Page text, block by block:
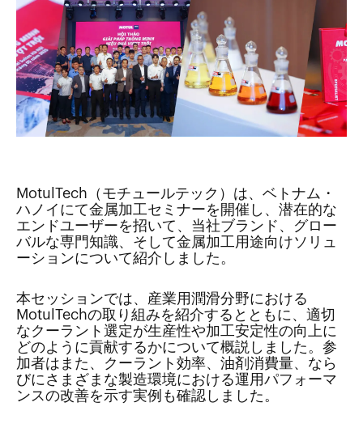
MotulTech（モチュールテック）は、ベトナム・
ハノイにて金属加工セミナーを開催し、潜在的な
エンドユーザーを招いて、当社ブランド、グロー
バルな専門知識、そして金属加工用途向けソリュ
ーションについて紹介しました。
本セッションでは、産業用潤滑分野における
MotulTechの取り組みを紹介するとともに、適切
なクーラント選定が生産性や加工安定性の向上に
どのように貢献するかについて概説しました。参
加者はまた、クーラント効率、油剤消費量、なら
びにさまざまな製造環境における運用パフォーマ
ンスの改善を示す実例も確認しました。